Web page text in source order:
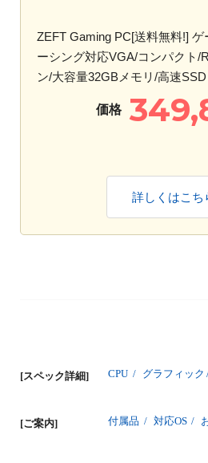
ZEFT Gaming PC[送料無料!]
ーシング対応VGA/コンパクト/
ン/大容量32GBメモリ/高速SSD
価格
詳しくはこち
[スペック詳細] CPU / グラフィック
[ご案内] 付属品 / 対応OS /